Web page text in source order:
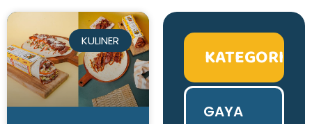
KULINER
KATEGORI
GAYA